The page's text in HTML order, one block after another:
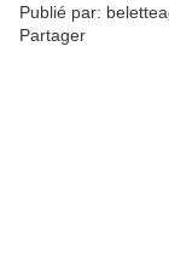
Publié par:
Partager